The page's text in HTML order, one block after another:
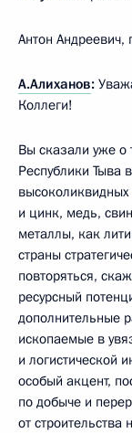
Антон Андреевич,
А.Алиханов:
Коллеги!
Вы сказали уже о
Республики Тыва
и цинк, медь,
металлы, как
страны
повторяться,
ресурсный
дополнительные
ископаемые в
и логистической
особый акцент,
по добыче и
от строительства